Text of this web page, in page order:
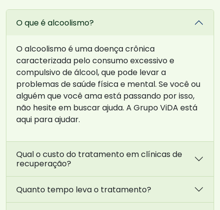
O que é alcoolismo?
O alcoolismo é uma doença crônica
caracterizada pelo consumo excessivo e
compulsivo de álcool, que pode levar a
problemas de saúde física e mental. Se você ou
alguém que você ama está passando por isso,
não hesite em buscar ajuda. A Grupo ViDA está
aqui para ajudar.
Qual o custo do tratamento em clínicas de
recuperação?
Quanto tempo leva o tratamento?